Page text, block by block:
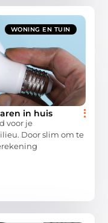
WONING EN TUIN
in huis
voor je
Door slim om te